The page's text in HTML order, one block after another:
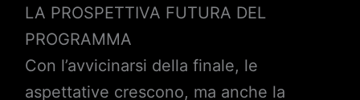
LA PROSPETTIVA FUTURA DEL
PROGRAMMA
Con l’avvicinarsi della finale, le
aspettative crescono, ma anche la